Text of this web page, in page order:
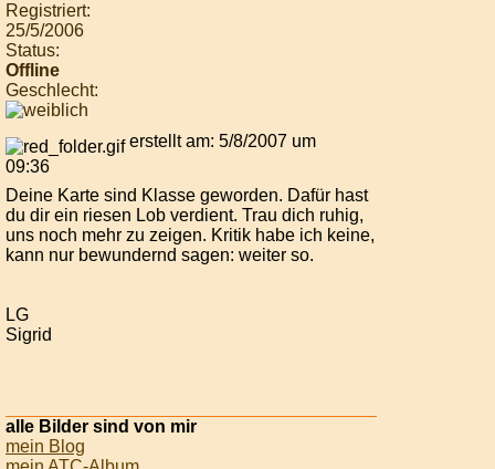
Registriert:
25/5/2006
Status:
Offline
Geschlecht:
erstellt am: 5/8/2007 um
09:36
Deine Karte sind Klasse geworden. Dafür hast
du dir ein riesen Lob verdient. Trau dich ruhig,
uns noch mehr zu zeigen. Kritik habe ich keine,
kann nur bewundernd sagen: weiter so.
LG
Sigrid
alle Bilder sind von mir
mein Blog